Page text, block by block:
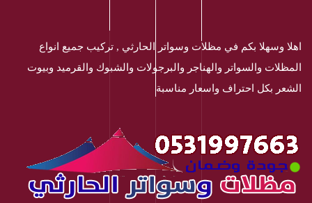
اهلا وسهلا بكم في مظلات وسواتر الحارثي , تركيب جميع انواع
المظلات والسواتر والهناجر والبرجولات والشبوك والقرميد وبيوت
الشعر بكل احتراف واسعار مناسبة